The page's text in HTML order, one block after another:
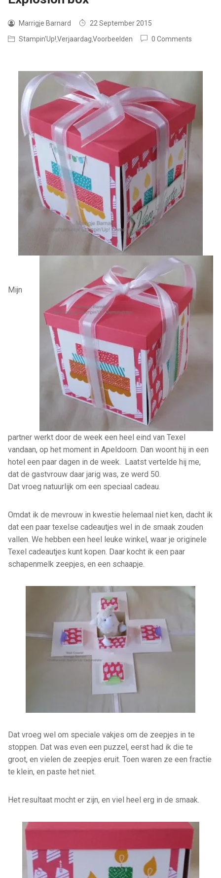
Marrigje Barnard
22 September 2015
Stampin'Up!,Verjaardag,Voorbeelden 0 Comments
Mijn
partner werkt door de week een heel eind van Texel
vandaan, op het moment in Apeldoorn. Dan woont hij in een
hotel een paar dagen in de week. Laatst vertelde hij me,
dat de gastvrouw daar jarig was, ze werd 50.
Dat vroeg natuurlijk om een speciaal cadeau.
Omdat ik de mevrouw in kwestie helemaal niet ken, dacht ik
dat een paar texelse cadeautjes wel in de smaak zouden
vallen. We hebben een heel leuke winkel, waar je originele
Texel cadeautjes kunt kopen. Daar kocht ik een paar
schapenmelk zeepjes, en een schaapje.
Dat vroeg wel om speciale vakjes om de zeepjes in te
stoppen. Dat was even een puzzel, eerst had ik die te
groot, en vielen de zeepjes eruit. Toen waren ze een fractie
te klein, en paste het niet.
Het resultaat mocht er zijn, en viel heel erg in de smaak.